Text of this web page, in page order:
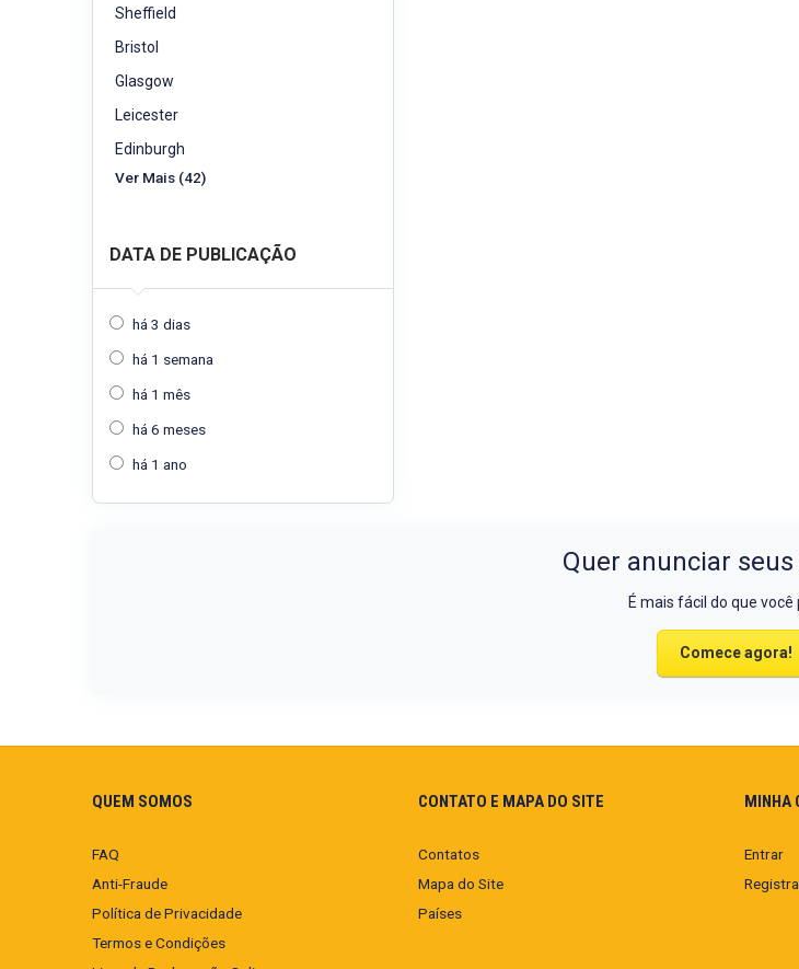
Sheffield
Bristol
Glasgow
Leicester
Edinburgh
Ver Mais (42)
DATA DE PUBLICAÇÃO
há 3 dias
há 1 semana
há 1 mês
há 6 meses
há 1 ano
Quer anunciar
É mais fácil do que você
Comece agora!
QUEM SOMOS
FAQ
Anti-Fraude
Política de Privacidade
Termos e Condições
CONTATO E MAPA DO SITE
Contatos
Mapa do Site
Países
MINHA
Entrar